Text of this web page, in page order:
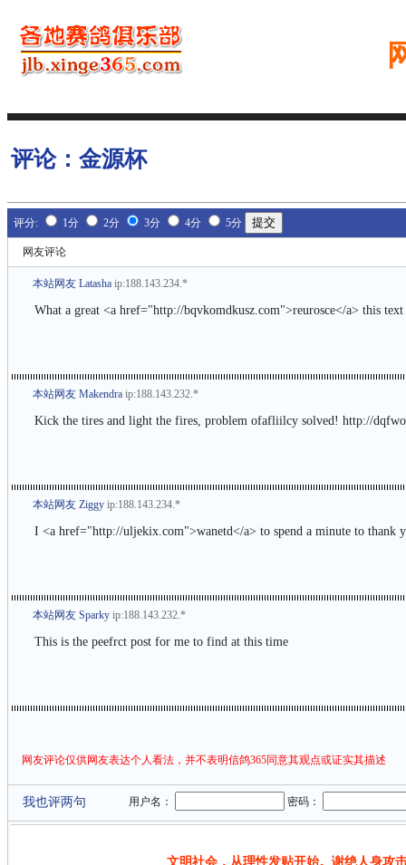
评论： 金源杯
评分: 1分 2分 3分 4分 5分
网友评论
本站网友 Latasha ip:188.143.234.*
What a great <a href="http://bqvkomdkusz.com">reurosce</a> this text
本站网友 Makendra ip:188.143.232.*
Kick the tires and light the fires, problem ofafliilcy solved! http://
本站网友 Ziggy ip:188.143.234.*
I <a href="http://uljekix.com">wanetd</a> to spend a minute to thank
本站网友 Sparky ip:188.143.232.*
This is the peefrct post for me to find at this time
网友评论仅供网友表达个人看法，并不表明信鸽365同意其观点或证实其描述
我也评两句 用户名： 密码：
文明社会，从理性发贴开始。谢绝人身攻